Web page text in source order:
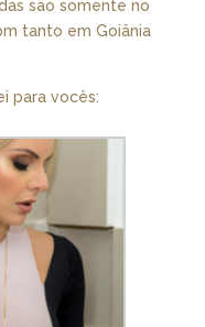
são somente no
tanto em Goiânia
para vocês: